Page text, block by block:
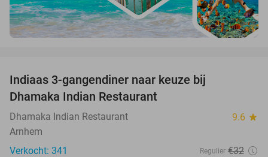
Indiaas 3-gangendiner naar keuze bij
Dhamaka Indian Restaurant
Dhamaka Indian Restaurant 9.6 star
Arnhem
Verkocht: 341
Regulier €32